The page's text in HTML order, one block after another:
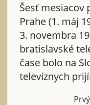
Šesť mesiacov
Prahe (1. máj
3. novembra
bratislavské
čase bolo na
televíznych
Prvý